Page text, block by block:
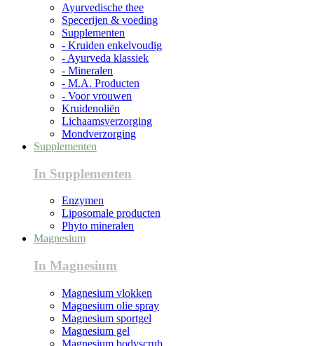
Ayurvedische thee
Specerijen & voeding
Supplementen
- Kruiden enkelvoudig
- Ayurveda klassiek
- Mineralen
- M.A. Producten
- Voor vrouwen
Kruidenoliën
Lichaamsverzorging
Mondverzorging
Supplementen
In Supplementen
Enzymen
Liposomale producten
Phyto mineralen
Magnesium
In Magnesium
Magnesium vlokken
Magnesium olie spray
Magnesium sportgel
Magnesium gel
Magnesium bodyscrub